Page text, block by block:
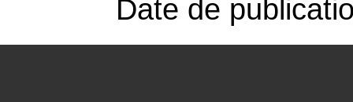
Date de